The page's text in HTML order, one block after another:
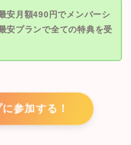
安月額490円でメンバーシ
安プランで全ての特典を受
参加する！